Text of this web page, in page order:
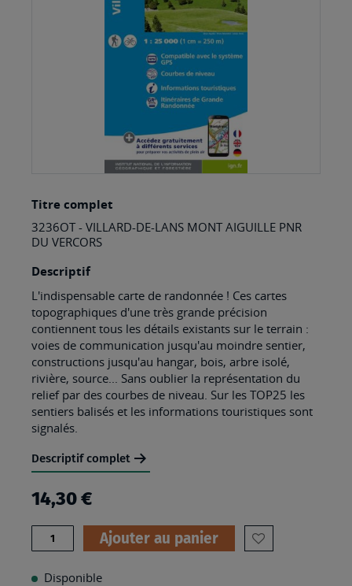
to
the
of
the
images
gallery
Titre complet
3236OT - VILLARD-DE-LANS MONT AIGUILLE PNR
DU VERCORS
Descriptif
L'indispensable carte de randonnée ! Ces cartes
topographiques d'une très grande précision
contiennent tous les détails existants sur le terrain :
voies de communication jusqu'au moindre sentier,
constructions jusqu'au hangar, bois, arbre isolé,
rivière, source... Sans oublier la représentation du
relief par des courbes de niveau. Sur les TOP25 les
sentiers balisés et les informations touristiques sont
signalés.
Descriptif complet
14,30 €
Quantité Ajouter au panier
AJOUTER
Disponible